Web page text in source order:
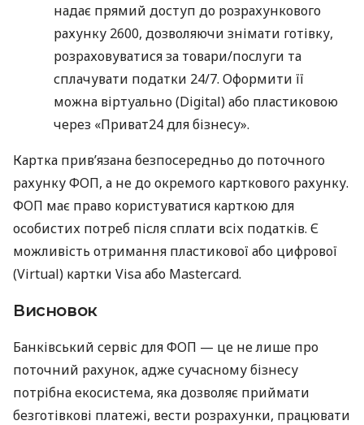
надає прямий доступ до розрахункового
рахунку 2600, дозволяючи знімати готівку,
розраховуватися за товари/послуги та
сплачувати податки 24/7. Оформити її
можна віртуально (Digital) або пластиковою
через «Приват24 для бізнесу».
Картка прив’язана безпосередньо до поточного
рахунку ФОП, а не до окремого карткового рахунку.
ФОП має право користуватися карткою для
особистих потреб після сплати всіх податків. Є
можливість отримання пластикової або цифрової
(Virtual) картки Visa або Mastercard.
Висновок
Банківський сервіс для ФОП — це не лише про
поточний рахунок, адже сучасному бізнесу
потрібна екосистема, яка дозволяє приймати
безготівкові платежі, вести розрахунки, працювати